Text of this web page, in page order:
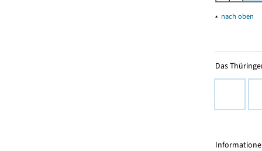
▴ nach oben
Das